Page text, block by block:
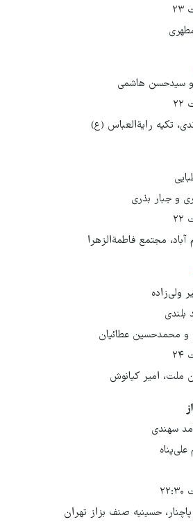
و سیدحسن هاشمی
تکیه رایةالعباس (ع)
و جبار بذری
آباد، مجتمع فاطمةالزهرا
ولی‌زاده
و محمدحسین عطائیان
ملت، امیر کیانوش
سهندی
حسینیه صنف بزاز تهران